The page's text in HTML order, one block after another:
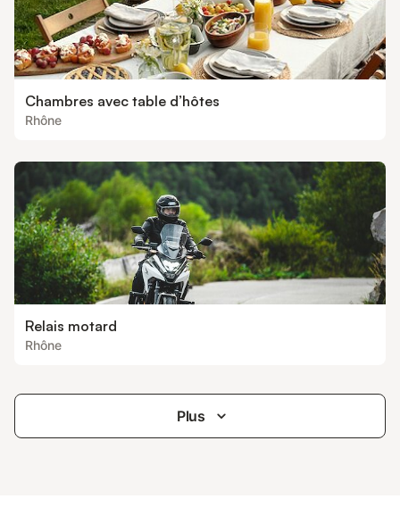
Chambres avec table d’hôtes
Rhône
Relais motard
Rhône
Plus